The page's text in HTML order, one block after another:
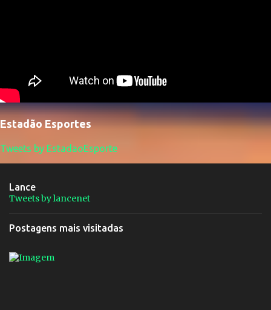
Estadão Esportes
Tweets by EstadaoEsporte
Lance
Tweets by lancenet
Postagens mais visitadas